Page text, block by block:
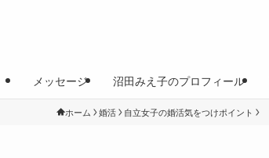
メッセージ 沼田みえ子のプロフィール
ホーム 婚活 自立女子の婚活気をつけポイント